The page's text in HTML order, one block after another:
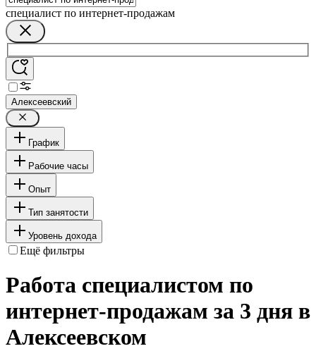
специалист по интернет-продажам
Алексеевский
График
Рабочие часы
Опыт
Тип занятости
Уровень дохода
Ещё фильтры
Работа специалистом по
интернет-продажам за 3 дня в
Алексеевском